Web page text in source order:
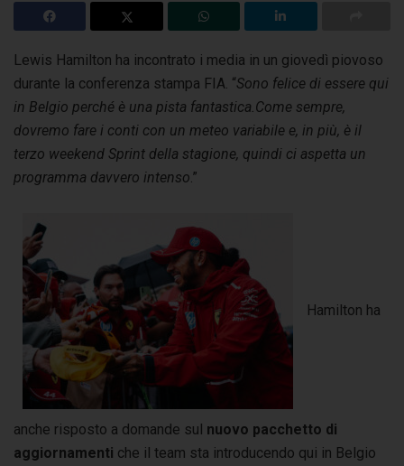
Lewis Hamilton ha incontrato i media in un giovedì piovoso
durante la conferenza stampa FIA. “Sono felice di essere qui
in Belgio perché è una pista fantastica. Come sempre,
dovremo fare i conti con un meteo variabile e, in più, è il
terzo weekend Sprint della stagione, quindi ci aspetta un
programma davvero intenso .”
Hamilton ha
anche risposto a domande sul nuovo pacchetto di
aggiornamenti che il team sta introducendo qui in Belgio